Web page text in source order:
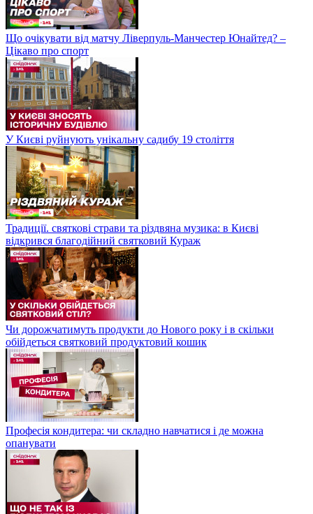
Що очікувати від матчу Ліверпуль-Манчестер Юнайтед? –
Цікаво про спорт
У Києві руйнують унікальну садибу 19 століття
Традиції. святкові страви та різдвяна музика: в Києві
відкрився благодійний святковий Кураж
Чи дорожчатимуть продукти до Нового року і в скільки
обійдеться святковий продуктовий кошик
Професія кондитера: чи складно навчатися і де можна
опанувати